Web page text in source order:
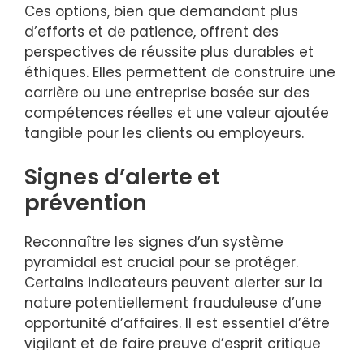
Ces options, bien que demandant plus
d’efforts et de patience, offrent des
perspectives de réussite plus durables et
éthiques. Elles permettent de construire une
carrière ou une entreprise basée sur des
compétences réelles et une valeur ajoutée
tangible pour les clients ou employeurs.
Signes d’alerte et
prévention
Reconnaître les signes d’un système
pyramidal est crucial pour se protéger.
Certains indicateurs peuvent alerter sur la
nature potentiellement frauduleuse d’une
opportunité d’affaires. Il est essentiel d’être
vigilant et de faire preuve d’esprit critique